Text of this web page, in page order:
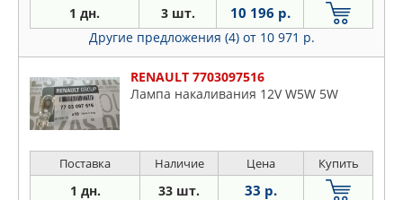
1 дн. 3 шт. 10 196 р.
Другие предложения (4) от 10 971 р.
RENAULT 7703097516
Лампа накаливания 12V W5W 5W
Поставка Наличие Цена Купить
1 дн. 33 шт. 33 р.